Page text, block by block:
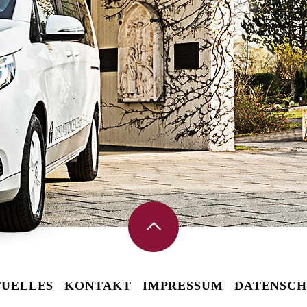
KONTAKT IMPRESSUM